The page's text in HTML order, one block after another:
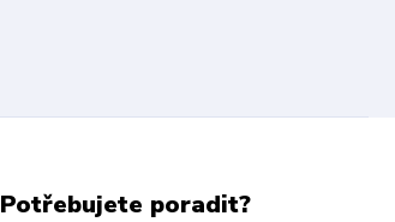
Potřebujete poradit?